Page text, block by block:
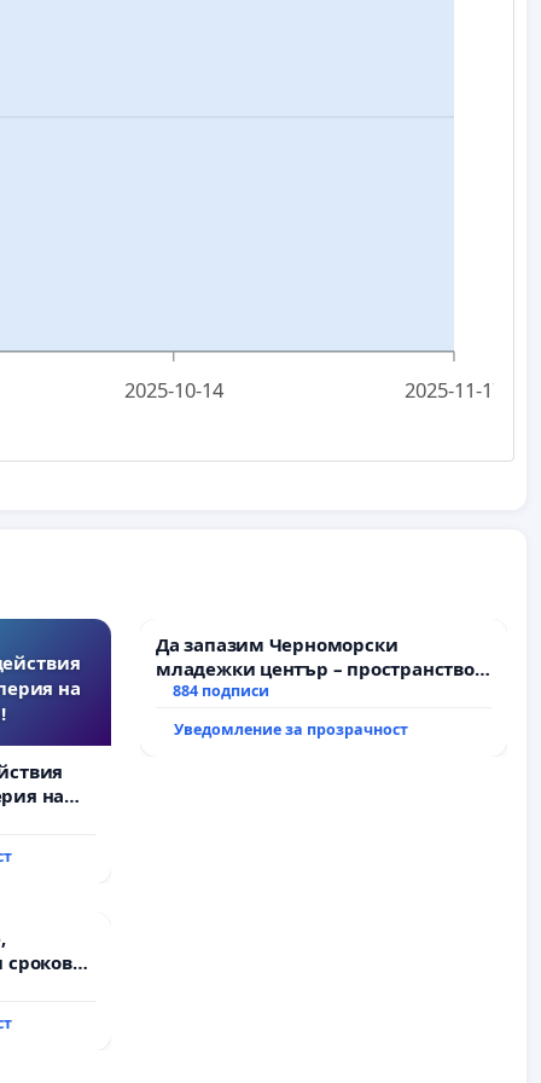
2025-10-14 2025-11-17
на
на
Да запазим Черноморски
младежки център – пространство
за младите на Варна
884 подписи
Уведомление за прозрачност
срокове
пътен